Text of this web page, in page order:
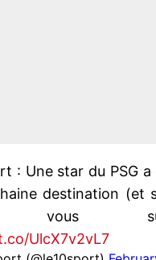
: Une star du PSG a
destination (et
vous
UlcX7v2vL7